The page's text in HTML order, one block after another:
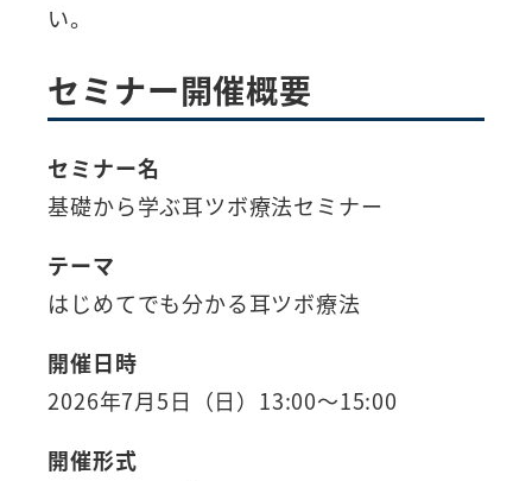
い。
セミナー開催概要
セミナー名
基礎から学ぶ耳ツボ療法セミナー
テーマ
はじめてでも分かる耳ツボ療法
開催日時
2026年7月5日（日）13:00～15:00
開催形式